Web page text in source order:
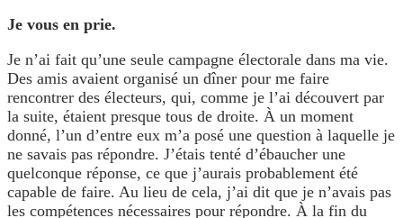
Je vous en prie.
Je n’ai fait qu’une seule campagne électorale dans ma vie.
Des amis avaient organisé un dîner pour me faire
rencontrer des électeurs, qui, comme je l’ai découvert par
la suite, étaient presque tous de droite. À un moment
donné, l’un d’entre eux m’a posé une question à laquelle je
ne savais pas répondre. J’étais tenté d’ébaucher une
quelconque réponse, ce que j’aurais probablement été
capable de faire. Au lieu de cela, j’ai dit que je n’avais pas
les compétences nécessaires pour répondre. À la fin du